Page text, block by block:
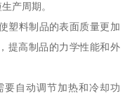
产周期。
塑料制品的表面质量更加
提高制品的力学性能和外
自动调节加热和冷却功